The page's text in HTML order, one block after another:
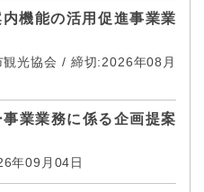
機能の活用促進事業業
光協会 / 締切:2026年08月
業業務に係る企画提案
年09月04日